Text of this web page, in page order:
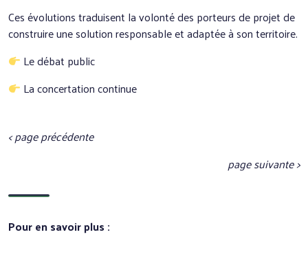
Ces évolutions traduisent la volonté des porteurs de projet de
construire une solution responsable et adaptée à son territoire.
Le débat public
La concertation continue
< page précédente
page suivante >
Pour en savoir plus :